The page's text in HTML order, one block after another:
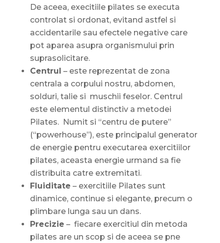
De aceea, execitiile pilates se executa
controlat si ordonat, evitand astfel si
accidentarile sau efectele negative care
pot aparea asupra organismului prin
suprasolicitare.
Centrul – este reprezentat de zona
centrala a corpului nostru, abdomen,
solduri, talie si muschii feselor. Centrul
este elementul distinctiv a metodei
Pilates. Numit si “centru de putere”
(“powerhouse”), este principalul generator
de energie pentru executarea exercitiilor
pilates, aceasta energie urmand sa fie
distribuita catre extremitati.
Fluiditate – exercitiile Pilates sunt
dinamice, continue si elegante, precum o
plimbare lunga sau un dans.
Precizie – fiecare exercitiul din metoda
pilates are un scop si de aceea se pne